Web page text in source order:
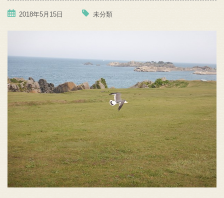
2018年5月15日 未分類